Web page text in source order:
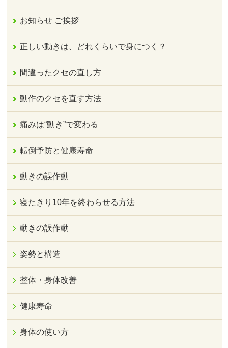
お知らせ ご挨拶
正しい動きは、どれくらいで身につく？
間違ったクセの直し方
動作のクセを直す方法
痛みは“動き”で変わる
転倒予防と健康寿命
動きの誤作動
寝たきり10年を終わらせる方法
動きの誤作動
姿勢と構造
整体・身体改善
健康寿命
身体の使い方